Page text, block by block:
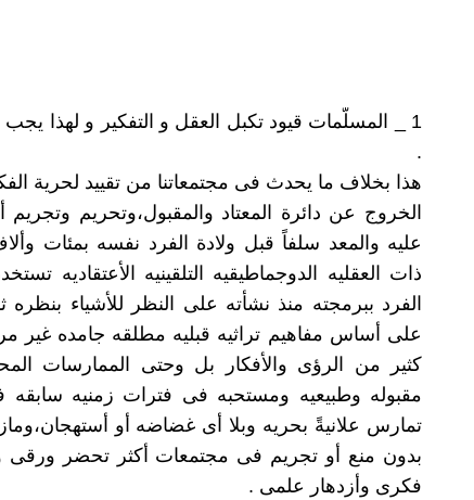
1 _ المسلَّمات قيود تكبل العقل و التفكير و لهذا
.
هذا بخلاف ما يحدث فى مجتمعاتنا من تقييد لحرية
الخروج عن دائرة المعتاد والمقبول،وتحريم
عليه والمعد سلفاً قبل ولادة الفرد نفسه بمئات وألاف
ذات العقليه الدوجماطيقيه التلقينيه الأعتقاديه
الفرد ببرمجته منذ نشأته على النظر للأشياء بنظره
على أساس مفاهيم تراثيه قبليه مطلقه جامده غير
كثير من الرؤى والأفكار بل وحتى الممارسات
مقبوله وطبيعيه ومستحبه فى فترات زمنيه
تمارس علانيةً بحريه وبلا أى غضاضه أو
بدون منع أو تجريم فى مجتمعات أكثر تحضر ورقى
فكرى وأزدهار علمى .